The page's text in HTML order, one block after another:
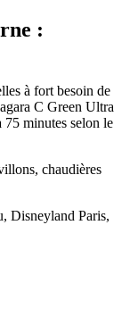
:
à fort besoin de
C Green Ultra
75 minutes selon le
chaudières
Disneyland Paris,